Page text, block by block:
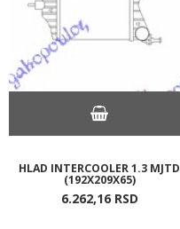
HLAD INTERCOOLER 1.3 MJTD
(192X209X65)
6.262,16 RSD